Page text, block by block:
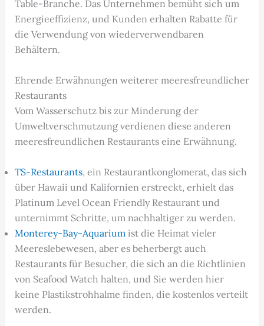
Table-Branche. Das Unternehmen bemüht sich um
Energieeffizienz, und Kunden erhalten Rabatte für
die Verwendung von wiederverwendbaren
Behältern.
Ehrende Erwähnungen weiterer meeresfreundlicher
Restaurants
Vom Wasserschutz bis zur Minderung der
Umweltverschmutzung verdienen diese anderen
meeresfreundlichen Restaurants eine Erwähnung.
TS-Restaurants, ein Restaurantkonglomerat, das sich
über Hawaii und Kalifornien erstreckt, erhielt das
Platinum Level Ocean Friendly Restaurant und
unternimmt Schritte, um nachhaltiger zu werden.
Monterey-Bay-Aquarium ist die Heimat vieler
Meereslebewesen, aber es beherbergt auch
Restaurants für Besucher, die sich an die Richtlinien
von Seafood Watch halten, und Sie werden hier
keine Plastikstrohhalme finden, die kostenlos verteilt
werden.